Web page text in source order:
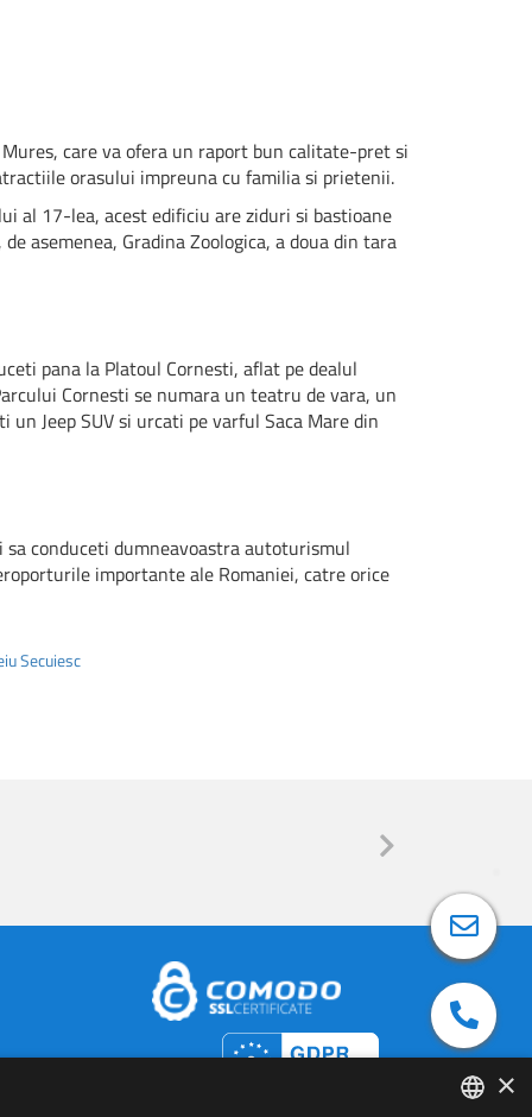
care va ofera un raport bun calitate-pret si
orasului impreuna cu familia si prietenii.
al 17-lea, acest edificiu are ziduri si bastioane
asemenea, Gradina Zoologica, a doua din tara
pana la Platoul Cornesti, aflat pe dealul
Cornesti se numara un teatru de vara, un
Jeep SUV si urcati pe varful Saca Mare din
conduceti dumneavoastra autoturismul
importante ale Romaniei, catre orice
Secuiesc
×